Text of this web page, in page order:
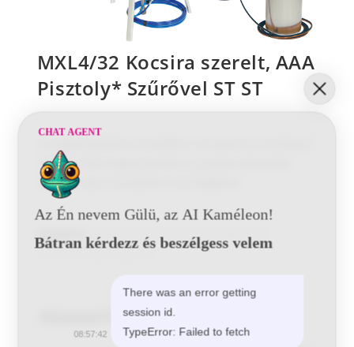
MXL4/32 Kocsira szerelt, AAA
Pisztoly* Szűrővel ST ST
A Binks halk magasnyomású pumpák választéka
minden Ipari szereplőt ki tud elégíteni.
Kategória: Magasnyomású pumpa konfigurációk
Airless/AAA pisztolyokkal
Related Products
CHAT AGENT
Az Én nevem Gülü, az AI Kaméleon!
Bátran kérdezz és beszélgess velem
There was an error getting
session id.
TypeError: Failed to fetch
08:57:42